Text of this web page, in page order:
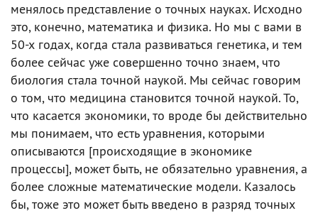
менялось представление о точных науках. Исходно
это, конечно, математика и физика. Но мы с вами в
50-х годах, когда стала развиваться генетика, и тем
более сейчас уже совершенно точно знаем, что
биология стала точной наукой. Мы сейчас говорим
о том, что медицина становится точной наукой. То,
что касается экономики, то вроде бы действительно
мы понимаем, что есть уравнения, которыми
описываются [происходящие в экономике
процессы], может быть, не обязательно уравнения, а
более сложные математические модели. Казалось
бы, тоже это может быть введено в разряд точных